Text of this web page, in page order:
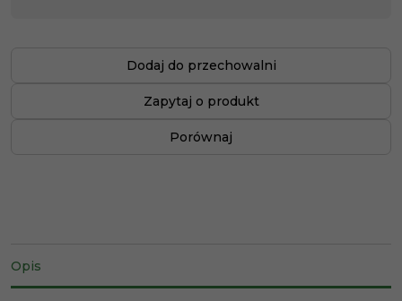
Dodaj do przechowalni
Zapytaj o produkt
Porównaj
Opis